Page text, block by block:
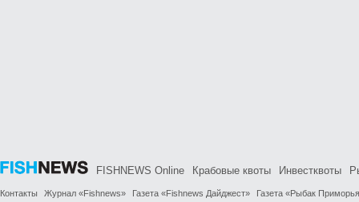
FISHNEWS Online Крабовые квоты Инвестквоты
Контакты Журнал «Fishnews» Газета «Fishnews Дайджест»
Газета «Рыбак